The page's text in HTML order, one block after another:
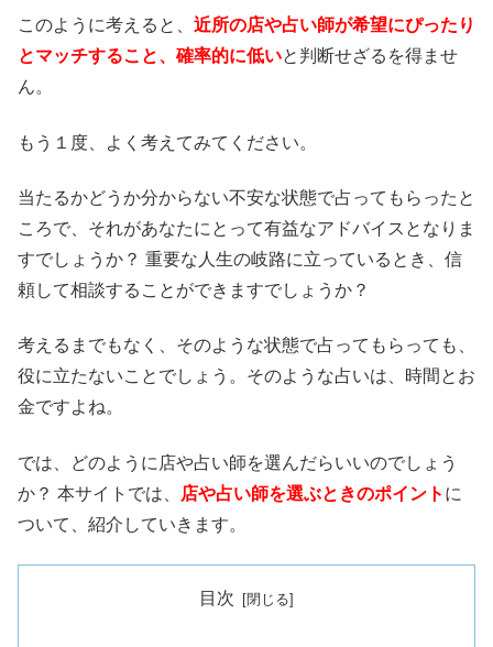
このように考えると、 近所の店や占い師が希望にぴったり
とマッチすること、確率的に低いと判断せざるを得ませ
ん。
もう１度、よく考えてみてください。
当たるかどうか分からない不安な状態で占ってもらったと
ころで、それがあなたにとって有益なアドバイスとなりま
すでしょうか？ 重要な人生の岐路に立っているとき、信
頼して相談することができますでしょうか？
考えるまでもなく、そのような状態で占ってもらっても、
役に立たないことでしょう。そのような占いは、時間とお
金ですよね。
では、どのように店や占い師を選んだらいいのでしょう
か？ 本サイトでは、
店や占い師を選ぶときのポイント に
ついて、紹介していきます。
目次